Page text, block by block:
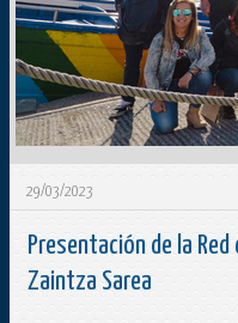
29/03/2023
Presentación de la
Zaintza Sarea